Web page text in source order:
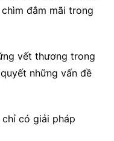
đắm mãi trong
vết thương trong
những vấn đề
có giải pháp